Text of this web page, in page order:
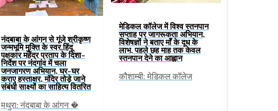
नंदबाबा के आंगन से गूंजे श्रीकृष्ण
जन्मभूमि मुक्ति के स्वर,हिंदू
पक्षकार महेंद्र प्रताप के दिशा-
निर्देश पर नंदगांव में चला
जनजागरण अभियान, घर-घर
कराए हस्ताक्षर, मंदिर तोड़े जाने
संबंधी साक्ष्यों का साहित्य वितरित
मथुरा: नंदबाबा के आंगन �
मेडिकल कॉलेज में विश्व स्तनपान
सप्ताह पर जागरूकता अभियान,
विशेषज्ञों ने बताए माँ के दूध के
लाभ, पहले छह माह तक केवल
स्तनपान देने का आह्वान
कौशाम्बी: मेडिकल कॉलेज